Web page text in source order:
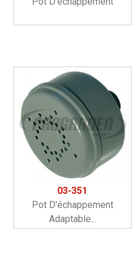
03-351
Pot D'échappement
Adaptable...